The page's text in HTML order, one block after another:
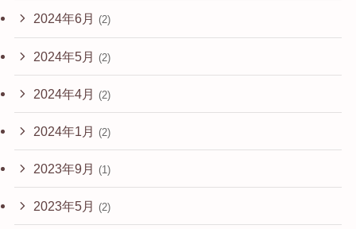
2024年6月 (2)
2024年5月 (2)
2024年4月 (2)
2024年1月 (2)
2023年9月 (1)
2023年5月 (2)